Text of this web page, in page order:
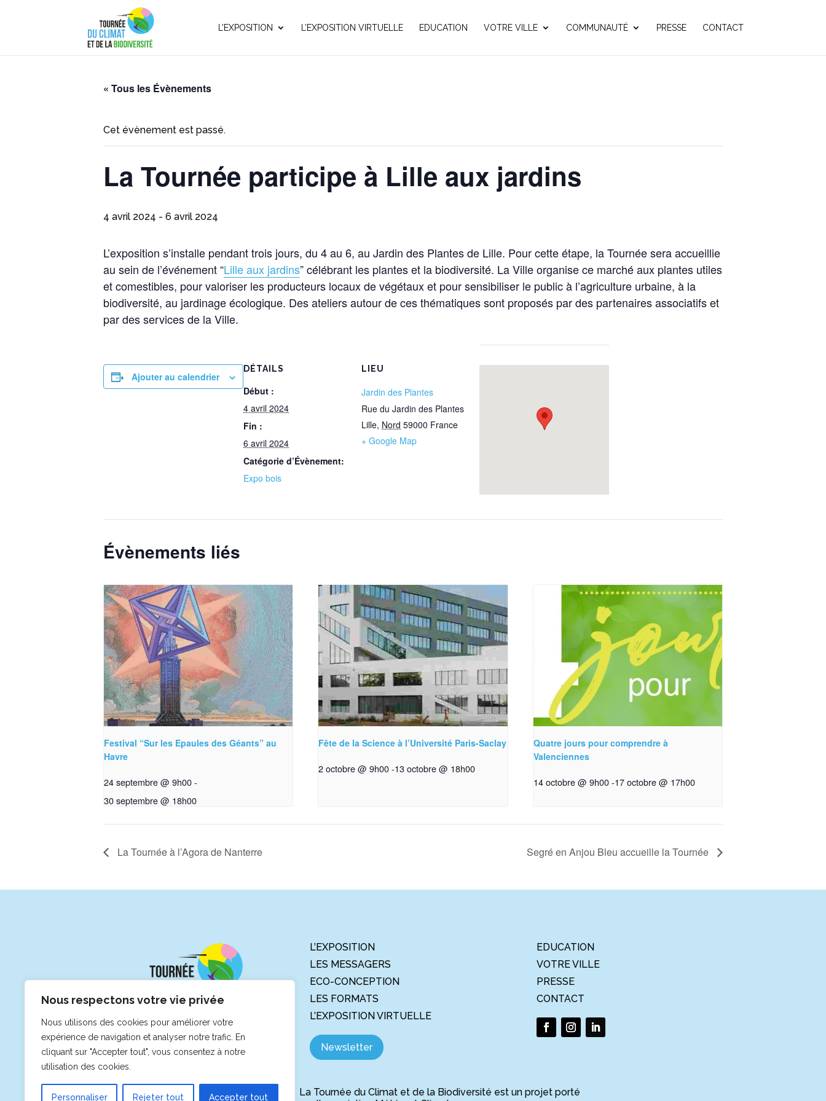
Nous respectons votre vie privée
Nous utilisons des cookies pour améliorer votre
expérience de navigation et analyser notre trafic. En
cliquant sur "Accepter tout", vous consentez à notre
utilisation des cookies.
Personnaliser Rejeter tout Accepter tout
L’EXPOSITION L’EXPOSITION VIRTUELLE EDUCATION VOTRE VILLE COMMUNAUTÉ PRESSE CONTACT
« Tous les Évènements
Cet évènement est passé.
La Tournée participe à Lille aux jardins
4 avril 2024 - 6 avril 2024
L’exposition s’installe pendant trois jours, du 4 au 6, au Jardin des Plantes de Lille. Pour cette étape, la Tournée sera accueillie
au sein de l’événement “Lille aux jardins” célébrant les plantes et la biodiversité. La Ville organise ce marché aux plantes utiles
et comestibles, pour valoriser les producteurs locaux de végétaux et pour sensibiliser le public à l’agriculture urbaine, à la
biodiversité, au jardinage écologique. Des ateliers autour de ces thématiques sont proposés par des partenaires associatifs et
par des services de la Ville.
Ajouter au calendrier
DÉTAILS
Début :
4 avril 2024
Fin :
6 avril 2024
Catégorie d’Évènement:
Expo bois
LIEU
Jardin des Plantes
Rue du Jardin des Plantes
Lille, Nord 59000 France
+ Google Map
Évènements liés
Festival “Sur les Epaules des Géants” au
Havre
24 septembre @ 9h00-
30 septembre @ 18h00
Fête de la Science à l’Université Paris-Saclay
2 octobre @ 9h00 -13 octobre @ 18h00
Quatre jours pour comprendre à
Valenciennes
14 octobre @ 9h00-17 octobre @ 17h00
La Tournée à l’Agora de Nanterre Segré en Anjou Bleu accueille la Tournée
L’EXPOSITION
LES MESSAGERS
ECO-CONCEPTION
LES FORMATS
L’EXPOSITION VIRTUELLE
Newsletter
EDUCATION
VOTRE VILLE
PRESSE
CONTACT
La Tournée du Climat et de la Biodiversité est un projet porté